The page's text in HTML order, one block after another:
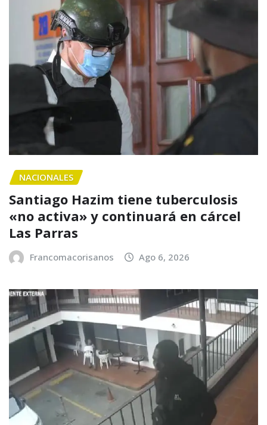
NACIONALES
Santiago Hazim tiene tuberculosis
«no activa» y continuará en cárcel
Las Parras
Francomacorisanos Ago 6, 2026